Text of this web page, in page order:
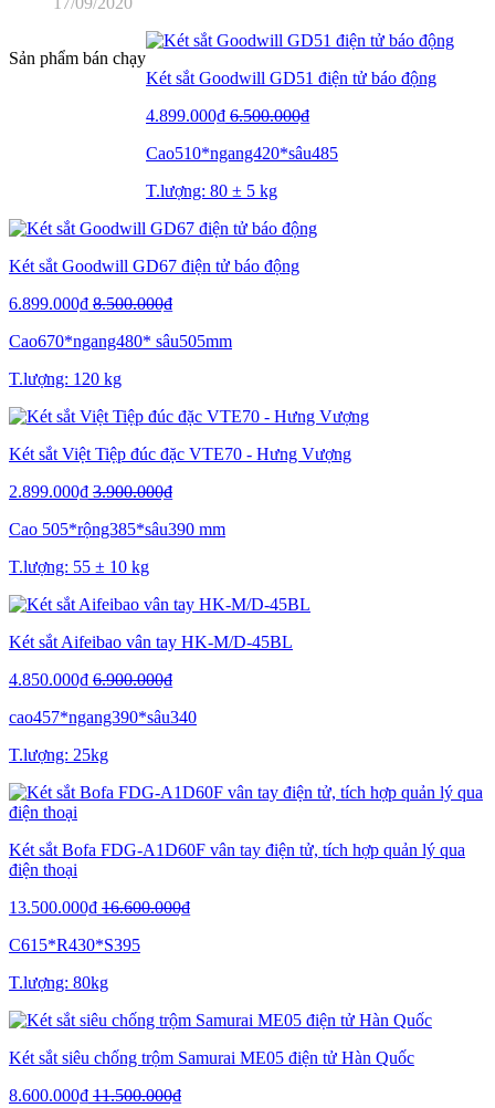
Sản phẩm bán chạy
Két sắt Goodwill GD51 điện tử báo động
4.899.000₫ 6.500.000₫
Cao510*ngang420*sâu485
T.lượng: 80 ± 5 kg
Két sắt Goodwill GD67 điện tử báo động
6.899.000₫ 8.500.000₫
Cao670*ngang480* sâu505mm
T.lượng: 120 kg
Két sắt Việt Tiệp đúc đặc VTE70 - Hưng Vượng
2.899.000₫ 3.900.000₫
Cao 505*rộng385*sâu390 mm
T.lượng: 55 ± 10 kg
Két sắt Aifeibao vân tay HK-M/D-45BL
4.850.000₫ 6.900.000₫
cao457*ngang390*sâu340
T.lượng: 25kg
Két sắt Bofa FDG-A1D60F vân tay điện tử, tích hợp quản lý qua
điện thoại
13.500.000₫ 16.600.000₫
C615*R430*S395
T.lượng: 80kg
Két sắt siêu chống trộm Samurai ME05 điện tử Hàn Quốc
8.600.000₫ 11.500.000₫